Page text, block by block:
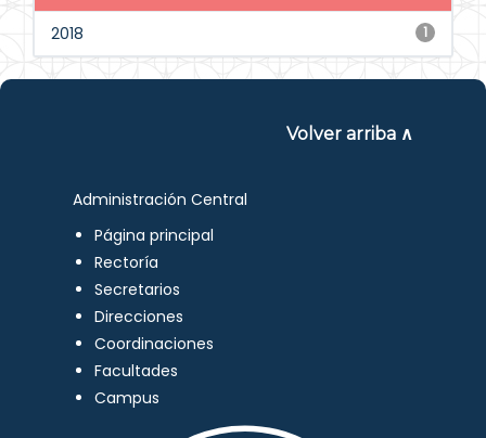
1
2018
Volver arriba ∧
Administración Central
Página principal
Rectoría
Secretarios
Direcciones
Coordinaciones
Facultades
Campus